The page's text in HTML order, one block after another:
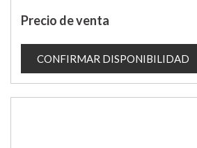
Precio de venta
CONFIRMAR DISPONIBILIDAD